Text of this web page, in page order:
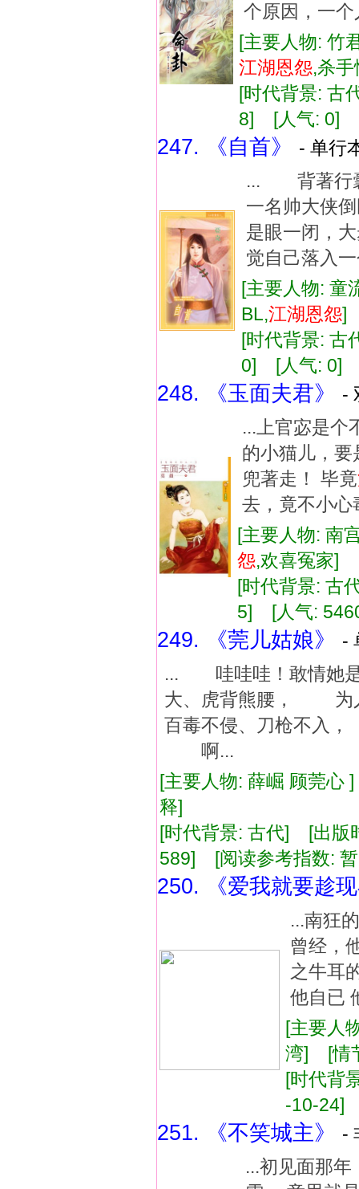
个原因，一个
[主要人物: 竹
江湖恩怨,杀
[时代背景:
8] [人气: 0]
247. 《自首》
- 单行
... 背著行囊
一名帅大侠
是眼一闭，
觉自己落入
[主要人物:
BL,江湖恩怨
[时代背景:
0] [人气: 0]
248. 《玉面夫君》
-
...上官宓是个
的小猫儿，要
兜著走！ 毕竟
去，竟不小心
[主要人物: 南
怨,欢喜冤家]
[时代背景: 古
5] [人气:
249. 《莞儿姑娘》
-
... 哇哇哇！敢情她
大、虎背熊腰， 为
百毒不侵、刀枪不入
啊...
[主要人物: 薛崛 顾莞
释]
[时代背景: 古代] [出
589] [阅读参考指数:
250. 《爱我就要趁
...南狂
曾经，
之牛耳
他自已
[主要人
湾] [情
[时代背
-10-
251. 《不笑城主》
-
...初见面那